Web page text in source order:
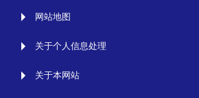
网站地图
关于个人信息处理
关于本网站